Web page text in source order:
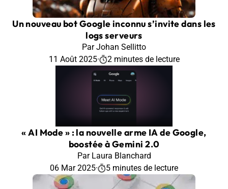
Un nouveau bot Google inconnu s’invite dans les
logs serveurs
Par Johan Sellitto
11 Août 2025· 2 minutes de lecture
« AI Mode » : la nouvelle arme IA de Google,
boostée à Gemini 2.0
Par Laura Blanchard
06 Mar 2025· 5 minutes de lecture